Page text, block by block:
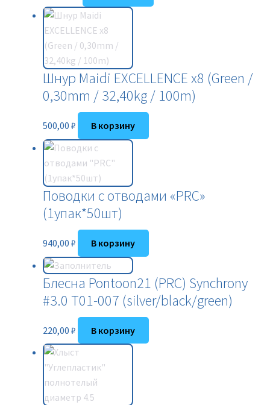
Шнур Maidi EXCELLENCE x8 (Green /
0,30mm / 32,40kg / 100m)
500,00 ₽ В корзину
Поводки с отводами «PRC»
(1упак*50шт)
940,00 ₽ В корзину
Блесна Pontoon21 (PRC) Synchrony
#3.0 T01-007 (silver/black/green)
220,00 ₽ В корзину